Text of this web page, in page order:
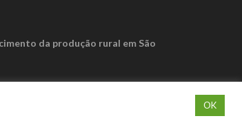
da produção rural em São
OK